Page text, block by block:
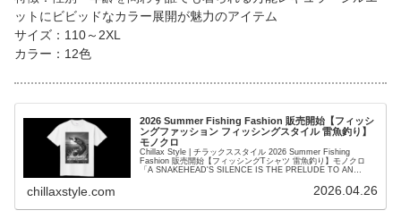
ットにビビッドなカラー展開が魅力のアイテム
サイズ：110～2XL
カラー：12色
2026 Summer Fishing Fashion 販売開始【フィッシ
ングファッション フィッシングスタイル 雷魚釣り】
モノクロ
Chillax Style | チラックススタイル 2026 Summer Fishing
Fashion 販売開始【フィッシングTシャツ 雷魚釣り】モノクロ
「A SNAKEHEAD'S SILENCE IS THE PRELUDE TO AN
chillaxstyle.com 2026.04.26